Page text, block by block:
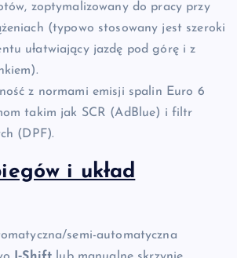
zoptymalizowany do pracy przy
(typowo stosowany jest szeroki
ułatwiający jazdę pod górę i z
z normami emisji spalin Euro 6
takim jak SCR (AdBlue) i filtr
(DPF).
i układ
semi-automatyczna